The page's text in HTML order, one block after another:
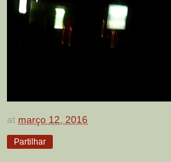
at março 12, 2016
Partilhar